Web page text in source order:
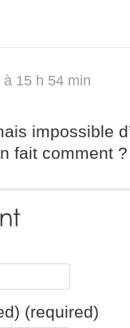
à 15 h 54 min
impossible
fait comment ?
(required)